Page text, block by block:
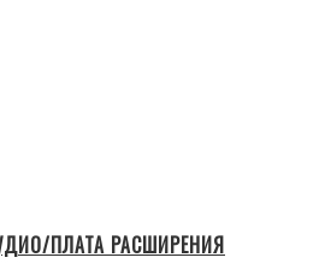
ПЛАТА РАСШИРЕНИЯ